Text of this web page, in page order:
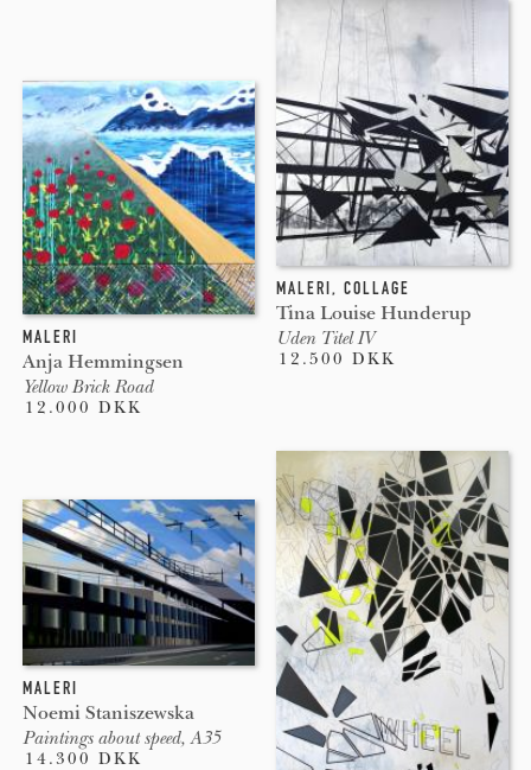
MALERI
Anja Hemmingsen
Yellow Brick Road
12.000 DKK
MALERI
Noemi Staniszewska
Paintings about speed, A35
14.300 DKK
MALERI, COLLAGE
Tina Louise Hunderup
Uden Titel IV
12.500 DKK